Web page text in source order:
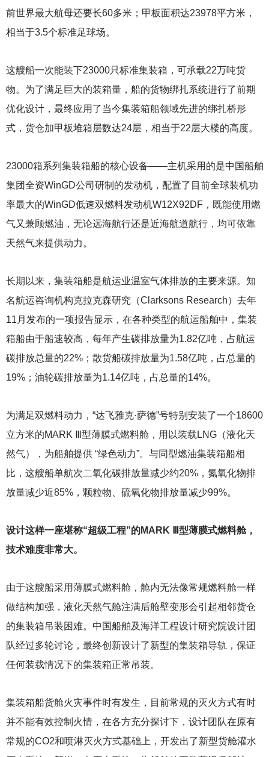
前世界最大航母还要长60多米；甲板面积达23978平方米，
相当于3.5个标准足球场。
这艘船一次能装下23000只标准集装箱，可承载22万吨货
物。为了满足巨大的装箱量，船的货物绑扎系统进行了前期
优化设计，最终应用了当今集装箱船领域先进的绑扎桥形
式，货仓加甲板堆箱层数达24层，相当于22层大楼的高度。
23000箱系列集装箱船的核心设备——主机采用的是中国船舶
集团全资WinGD公司研制的发动机，配置了目前全球装机功
率最大的WinGD低速双燃料发动机W12X92DF，既能使用燃
气又兼顾燃油，无论远海航行还是近海航道航行，均可依靠
天然气来提供动力。
长期以来，集装箱船是航运业温室气体排放的主要来源。知
名航运咨询机构克拉克森研究（Clarksons Research）去年
11月发布的一项报告显示，在各种类型的航运船舶中，集装
箱船由于船速较高，每年产生碳排放量为1.82亿吨，占航运
碳排放总量的22%；散货船碳排放量为1.58亿吨，占总量的
19%；油轮碳排放量为1.14亿吨，占总量的14%。
为满足双燃料动力，“达飞雅克·萨德”号特别安装了一个18600
立方米的MARK Ⅲ型薄膜式燃料舱，用以装载LNG（液化天
然气），为船舶提供 “绿色动力”。与同型燃油集装箱船相
比，这艘船单航次二氧化碳排放量减少约20%，氮氧化物排
放量减少近85%，颗粒物、硫氧化物排放量减少99%。
设计这样一座堪称“超级工程”的MARK Ⅲ型薄膜式燃料舱，
技术难度非常大。
由于这艘船采用薄膜式燃料舱，舱内无法像常规燃料舱一样
做结构加强，液化天然气舱注满后舱壁变形会引起相邻货仓
的集装箱吊装困难。中国船舶及海洋工程设计研究院设计团
队经过多轮讨论，最终创新设计了新型的集装箱导轨，保证
任何装载情况下的集装箱正常吊装。
集装箱船货舱火灾事件时有发生，目前常规的灭火方式有时
并不能有效控制火情，在各方充分探讨下，设计团队在原有
常规的CO2和喷淋灭火方式基础上，开发出了新型货舱灌水